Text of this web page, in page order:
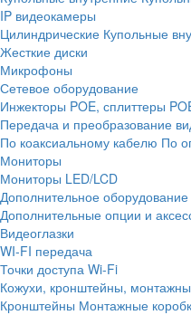
IP видеокамеры
Цилиндрические Купольные
Жесткие диски
Микрофоны
Сетевое оборудование
Инжекторы POE, сплиттеры
Передача и преобразование
По коаксиальному кабелю По
Мониторы
Мониторы LED/LCD
Дополнительное оборудование
Дополнительные опции и
Видеоглазки
WI-FI передача
Точки доступа Wi-Fi
Кожухи, кронштейны,
Кронштейны Монтажные